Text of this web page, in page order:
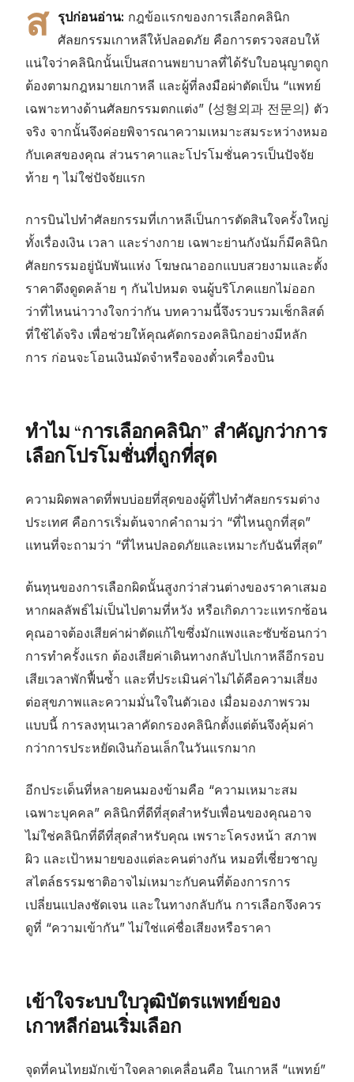
ส รุปก่อนอ่าน: กฎข้อแรกของการเลือกคลินิก
ศัลยกรรมเกาหลีให้ปลอดภัย คือการตรวจสอบให้
แน่ใจว่าคลินิกนั้นเป็นสถานพยาบาลที่ได้รับใบอนุญาตถูก
ต้องตามกฎหมายเกาหลี และผู้ที่ลงมือผ่าตัดเป็น “แพทย์
เฉพาะทางด้านศัลยกรรมตกแต่ง” (성형외과 전문의) ตัว
จริง จากนั้นจึงค่อยพิจารณาความเหมาะสมระหว่างหมอ
กับเคสของคุณ ส่วนราคาและโปรโมชั่นควรเป็นปัจจัย
ท้าย ๆ ไม่ใช่ปัจจัยแรก
การบินไปทำศัลยกรรมที่เกาหลีเป็นการตัดสินใจครั้งใหญ่
ทั้งเรื่องเงิน เวลา และร่างกาย เฉพาะย่านกังนัมก็มีคลินิก
ศัลยกรรมอยู่นับพันแห่ง โฆษณาออกแบบสวยงามและตั้ง
ราคาดึงดูดคล้าย ๆ กันไปหมด จนผู้บริโภคแยกไม่ออก
ว่าที่ไหนน่าวางใจกว่ากัน บทความนี้จึงรวบรวมเช็กลิสต์
ที่ใช้ได้จริง เพื่อช่วยให้คุณคัดกรองคลินิกอย่างมีหลัก
การ ก่อนจะโอนเงินมัดจำหรือจองตั๋วเครื่องบิน
ทำไม “การเลือกคลินิก” สำคัญกว่าการ
เลือกโปรโมชั่นที่ถูกที่สุด
ความผิดพลาดที่พบบ่อยที่สุดของผู้ที่ไปทำศัลยกรรมต่าง
ประเทศ คือการเริ่มต้นจากคำถามว่า “ที่ไหนถูกที่สุด”
แทนที่จะถามว่า “ที่ไหนปลอดภัยและเหมาะกับฉันที่สุด”
ต้นทุนของการเลือกผิดนั้นสูงกว่าส่วนต่างของราคาเสมอ
หากผลลัพธ์ไม่เป็นไปตามที่หวัง หรือเกิดภาวะแทรกซ้อน
คุณอาจต้องเสียค่าผ่าตัดแก้ไขซึ่งมักแพงและซับซ้อนกว่า
การทำครั้งแรก ต้องเสียค่าเดินทางกลับไปเกาหลีอีกรอบ
เสียเวลาพักฟื้นซ้ำ และที่ประเมินค่าไม่ได้คือความเสี่ยง
ต่อสุขภาพและความมั่นใจในตัวเอง เมื่อมองภาพรวม
แบบนี้ การลงทุนเวลาคัดกรองคลินิกตั้งแต่ต้นจึงคุ้มค่า
กว่าการประหยัดเงินก้อนเล็กในวันแรกมาก
อีกประเด็นที่หลายคนมองข้ามคือ “ความเหมาะสม
เฉพาะบุคคล” คลินิกที่ดีที่สุดสำหรับเพื่อนของคุณอาจ
ไม่ใช่คลินิกที่ดีที่สุดสำหรับคุณ เพราะโครงหน้า สภาพ
ผิว และเป้าหมายของแต่ละคนต่างกัน หมอที่เชี่ยวชาญ
สไตล์ธรรมชาติอาจไม่เหมาะกับคนที่ต้องการการ
เปลี่ยนแปลงชัดเจน และในทางกลับกัน การเลือกจึงควร
ดูที่ “ความเข้ากัน” ไม่ใช่แค่ชื่อเสียงหรือราคา
เข้าใจระบบใบวุฒิบัตรแพทย์ของ
เกาหลีก่อนเริ่มเลือก
จุดที่คนไทยมักเข้าใจคลาดเคลื่อนคือ ในเกาหลี “แพทย์”